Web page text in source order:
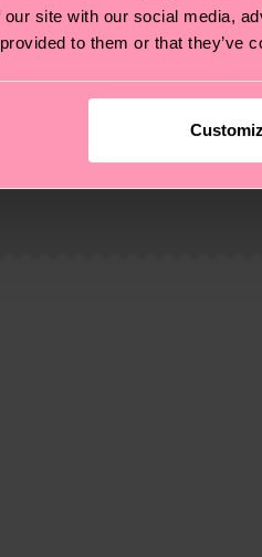
site with our social media,
to them or that they’ve
si ferma alla qualità o
scoprire tutti i nostri
è di 5-8 giorni